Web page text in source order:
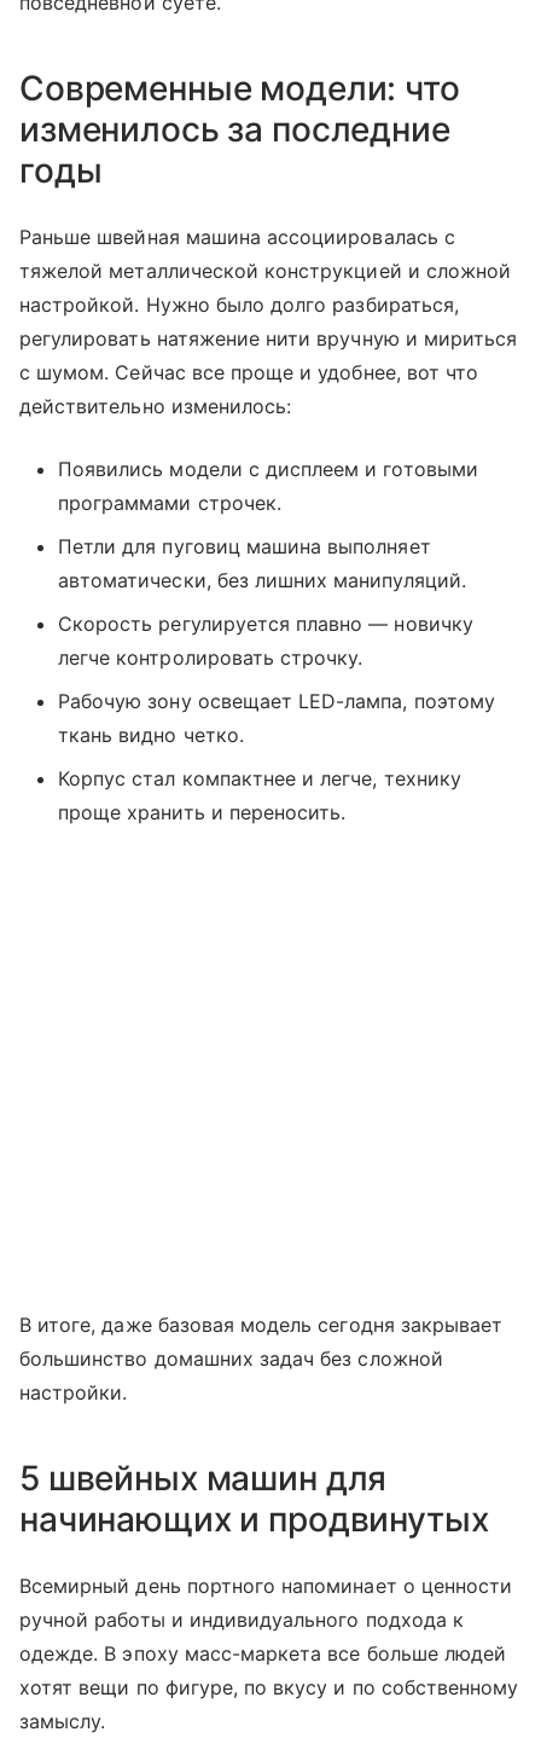
Современные модели: что
изменилось за последние
годы
Раньше швейная машина ассоциировалась с
тяжелой металлической конструкцией и сложной
настройкой. Нужно было долго разбираться,
регулировать натяжение нити вручную и мириться
с шумом. Сейчас все проще и удобнее, вот что
действительно изменилось:
Появились модели с дисплеем и готовыми
программами строчек.
Петли для пуговиц машина выполняет
автоматически, без лишних манипуляций.
Скорость регулируется плавно — новичку
легче контролировать строчку.
Рабочую зону освещает LED-лампа, поэтому
ткань видно четко.
Корпус стал компактнее и легче, технику
проще хранить и переносить.
В итоге, даже базовая модель сегодня закрывает
большинство домашних задач без сложной
настройки.
5 швейных машин для
начинающих и продвинутых
Всемирный день портного напоминает о ценности
ручной работы и индивидуального подхода к
одежде. В эпоху масс-маркета все больше людей
хотят вещи по фигуре, по вкусу и по собственному
замыслу.